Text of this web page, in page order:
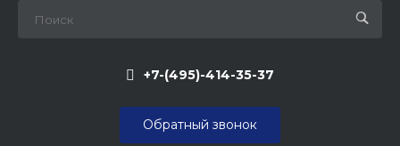
+7-(495)-414-35-37
Обратный звонок